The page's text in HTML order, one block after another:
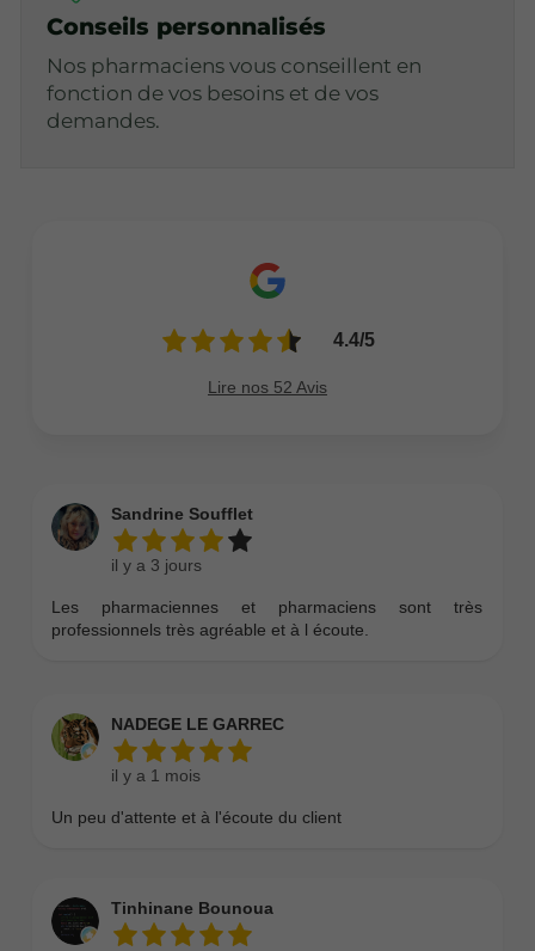
Conseils personnalisés
Nos pharmaciens vous conseillent en
fonction de vos besoins et de vos
demandes.